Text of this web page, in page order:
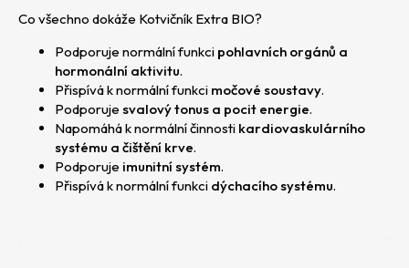
Co všechno dokáže Kotvičník Extra BIO?
Podporuje normální funkci pohlavních orgánů a
hormonální aktivitu.
Přispívá k normální funkci močové soustavy.
Podporuje svalový tonus a pocit energie.
Napomáhá k normální činnosti kardiovaskulárního
systému a čištění krve.
Podporuje imunitní systém.
Přispívá k normální funkci dýchacího systému.
HLEDAT